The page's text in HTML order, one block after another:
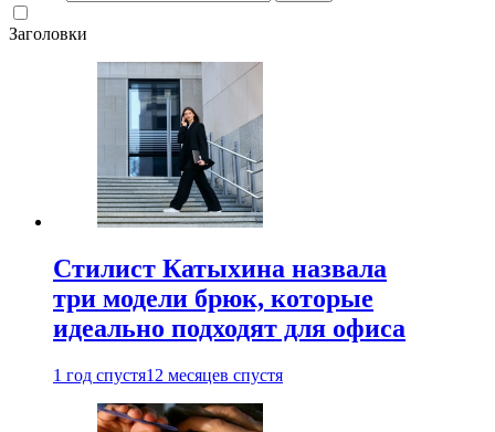
Заголовки
Стилист Катыхина назвала
три модели брюк, которые
идеально подходят для офиса
1 год спустя12 месяцев спустя